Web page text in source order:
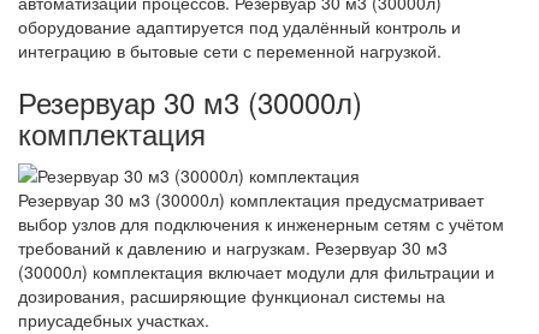
оборудование адаптируется под удалённый контроль и
интеграцию в бытовые сети с переменной нагрузкой.
Резервуар 30 м3 (30000л)
комплектация
Резервуар 30 м3 (30000л) комплектация предусматривает
выбор узлов для подключения к инженерным сетям с учётом
требований к давлению и нагрузкам. Резервуар 30 м3
(30000л) комплектация включает модули для фильтрации и
дозирования, расширяющие функционал системы на
приусадебных участках.